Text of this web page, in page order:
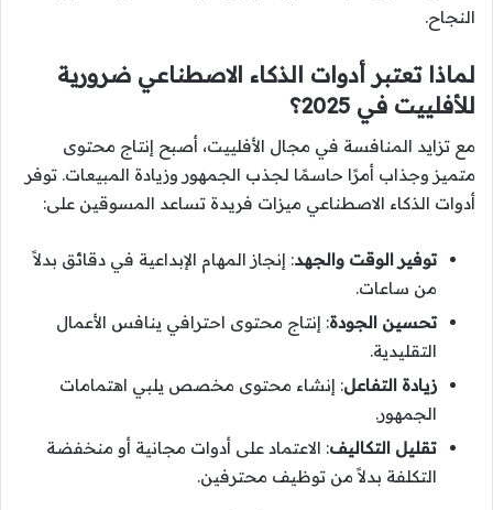
النجاح.
لماذا تعتبر أدوات الذكاء الاصطناعي ضرورية
للأفلييت في 2025؟
مع تزايد المنافسة في مجال الأفلييت، أصبح إنتاج محتوى
متميز وجذاب أمرًا حاسمًا لجذب الجمهور وزيادة المبيعات. توفر
أدوات الذكاء الاصطناعي ميزات فريدة تساعد المسوقين على:
توفير الوقت والجهد: إنجاز المهام الإبداعية في دقائق بدلاً
من ساعات.
تحسين الجودة: إنتاج محتوى احترافي ينافس الأعمال
التقليدية.
زيادة التفاعل: إنشاء محتوى مخصص يلبي اهتمامات
الجمهور.
تقليل التكاليف: الاعتماد على أدوات مجانية أو منخفضة
التكلفة بدلاً من توظيف محترفين.